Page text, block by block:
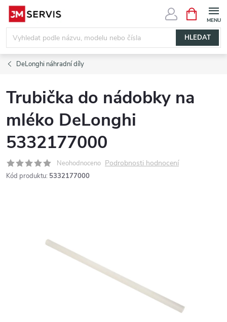
Přejít
obsah
HLEDAT
NÁKUPNÍ
KOŠÍK
DeLonghi náhradní díly
Trubička do nádobky na
mléko DeLonghi
5332177000
Neohodnoceno Podrobnosti hodnocení
Kód produktu: 5332177000